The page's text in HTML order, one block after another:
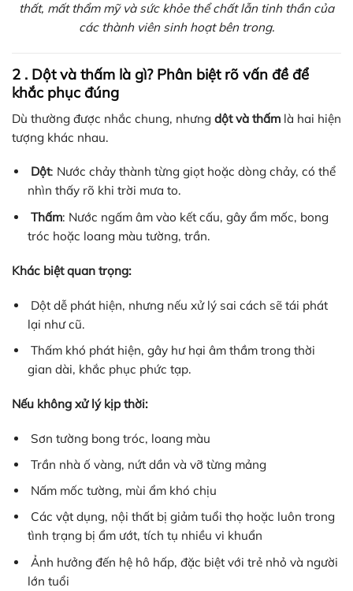
thất, mất thẩm mỹ và sức khỏe thể chất lẫn tinh thần của
các thành viên sinh hoạt bên trong.
2 . Dột và thấm là gì? Phân biệt rõ vấn đề để
khắc phục đúng
Dù thường được nhắc chung, nhưng dột và thấm là hai hiện
tượng khác nhau.
Dột: Nước chảy thành từng giọt hoặc dòng chảy, có thể
nhìn thấy rõ khi trời mưa to.
Thấm: Nước ngấm âm vào kết cấu, gây ẩm mốc, bong
tróc hoặc loang màu tường, trần.
Khác biệt quan trọng:
Dột dễ phát hiện, nhưng nếu xử lý sai cách sẽ tái phát
lại như cũ.
Thấm khó phát hiện, gây hư hại âm thầm trong thời
gian dài, khắc phục phức tạp.
Nếu không xử lý kịp thời:
Sơn tường bong tróc, loang màu
Trần nhà ố vàng, nứt dần và vỡ từng mảng
Nấm mốc tường, mùi ẩm khó chịu
Các vật dụng, nội thất bị giảm tuổi thọ hoặc luôn trong
tình trạng bị ẩm ướt, tích tụ nhiều vi khuẩn
Ảnh hưởng đến hệ hô hấp, đặc biệt với trẻ nhỏ và người
lớn tuổi